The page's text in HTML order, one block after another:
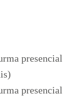
presencial
presencial